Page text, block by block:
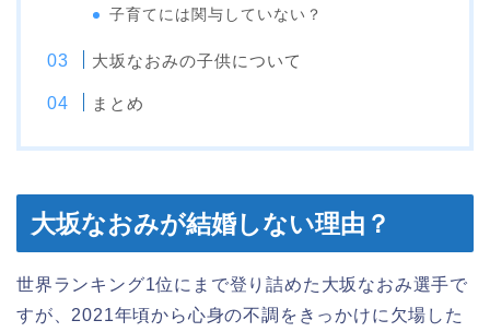
子育てには関与していない？
大坂なおみの子供について
まとめ
大坂なおみが結婚しない理由？
世界ランキング1位にまで登り詰めた大坂なおみ選手で
すが、2021年頃から心身の不調をきっかけに欠場した